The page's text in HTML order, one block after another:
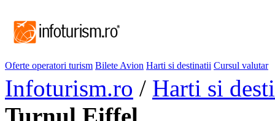
Oferte operatori turism Bilete Avion Harti si destinatii Cursul valutar
Infoturism.ro / Harti si